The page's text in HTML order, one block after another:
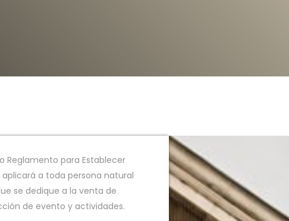
Reglamento para Establecer
aplicará a toda persona natural
se dedique a la venta de
de evento y actividades.